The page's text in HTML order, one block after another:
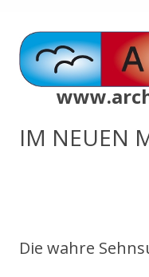
IM NEUEN
Die wahre